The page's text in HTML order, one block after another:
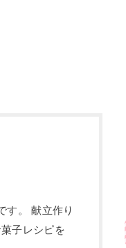
す。 献立作り
子レシピを